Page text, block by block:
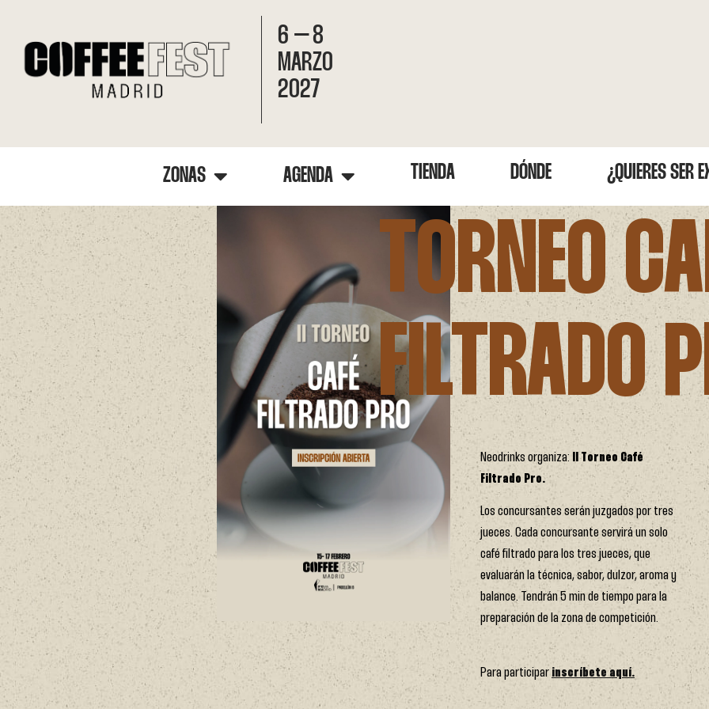
6 – 8
MARZO
2027
ZONAS AGENDA TIENDA DÓNDE ¿QUIERES SER
TORNEO
FILTRADO
Neodrinks organiza: II Torneo Café
Filtrado Pro.
Los concursantes serán juzgados por tres
jueces. Cada concursante servirá un solo
café filtrado para los tres jueces, que
evaluarán la técnica, sabor, dulzor, aroma y
balance. Tendrán 5 min de tiempo para la
preparación de la zona de competición.
Para participar inscríbete aquí.